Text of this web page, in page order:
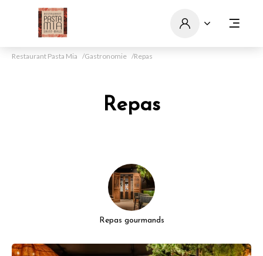
Restaurant Pasta Mia Gastronomie Repas
Repas
Repas gourmands